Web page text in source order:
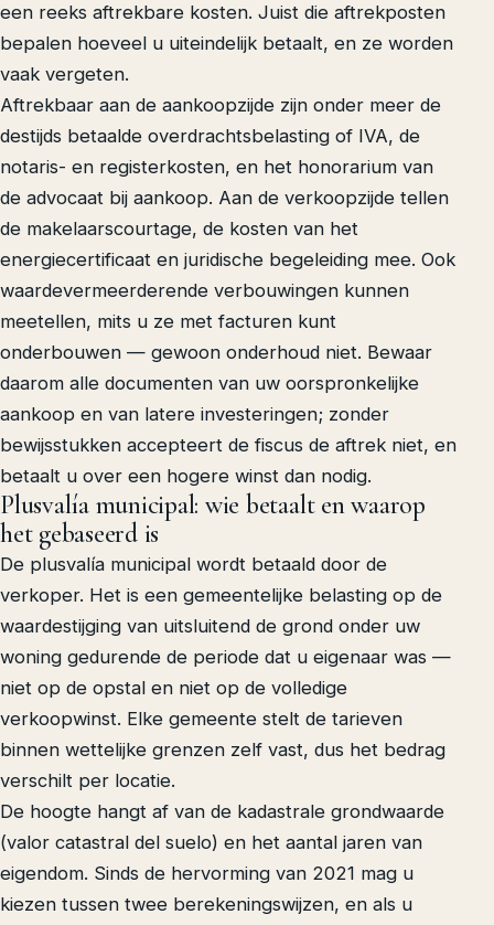
een reeks aftrekbare kosten. Juist die aftrekposten
bepalen hoeveel u uiteindelijk betaalt, en ze worden
vaak vergeten.
Aftrekbaar aan de aankoopzijde zijn onder meer de
destijds betaalde overdrachtsbelasting of IVA, de
notaris- en registerkosten, en het honorarium van
de advocaat bij aankoop. Aan de verkoopzijde tellen
de makelaarscourtage, de kosten van het
energiecertificaat en juridische begeleiding mee. Ook
waardevermeerderende verbouwingen kunnen
meetellen, mits u ze met facturen kunt
onderbouwen — gewoon onderhoud niet. Bewaar
daarom alle documenten van uw oorspronkelijke
aankoop en van latere investeringen; zonder
bewijsstukken accepteert de fiscus de aftrek niet, en
betaalt u over een hogere winst dan nodig.
Plusvalía municipal: wie betaalt en waarop
het gebaseerd is
De plusvalía municipal wordt betaald door de
verkoper. Het is een gemeentelijke belasting op de
waardestijging van uitsluitend de grond onder uw
woning gedurende de periode dat u eigenaar was —
niet op de opstal en niet op de volledige
verkoopwinst. Elke gemeente stelt de tarieven
binnen wettelijke grenzen zelf vast, dus het bedrag
verschilt per locatie.
De hoogte hangt af van de kadastrale grondwaarde
(valor catastral del suelo) en het aantal jaren van
eigendom. Sinds de hervorming van 2021 mag u
kiezen tussen twee berekeningswijzen, en als u